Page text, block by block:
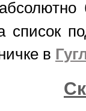
список
в